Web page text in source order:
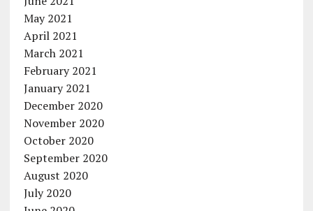
May 2021
April 2021
March 2021
February 2021
January 2021
December 2020
November 2020
October 2020
September 2020
August 2020
July 2020